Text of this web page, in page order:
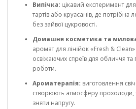
Випічка: цікавий експеримент
тартів або круасанів, де потрібна
без зайвої цукровості.
Домашня косметика та
аромат для лінійок «Fresh &
освіжаючих спреїв для обличчя
роботи.
Ароматерапія: виготовлення
створюють атмосферу прохолоди,
зняти напругу.